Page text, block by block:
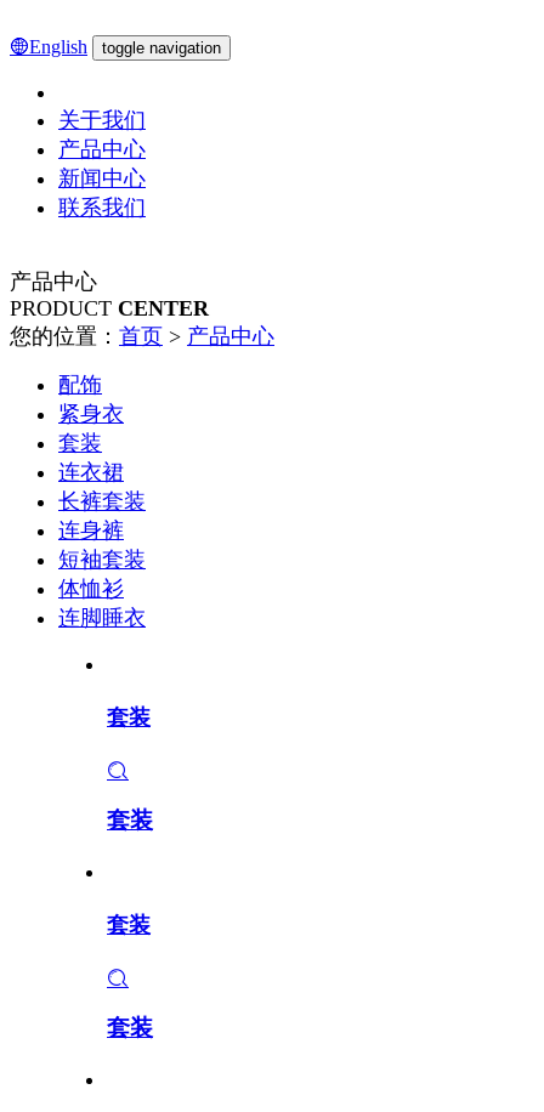
English toggle navigation
关于我们
产品中心
新闻中心
联系我们
产品中心
PRODUCT CENTER
您的位置： 首页 > 产品中心
配饰
紧身衣
套装
连衣裙
长裤套装
连身裤
短袖套装
体恤衫
连脚睡衣
套装
套装
套装
套装